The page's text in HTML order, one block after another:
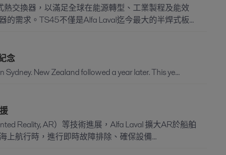
交換器，以滿足全球在能源轉型、工業製程及能效
需求。TS45不僅是Alfa Laval迄今最大的半焊式板...
念
New Zealand followed a year later. This ye...
Reality, AR）等技術進展，Alfa Laval 擴大AR於船舶
上航行時，進行即時故障排除、確保設備...